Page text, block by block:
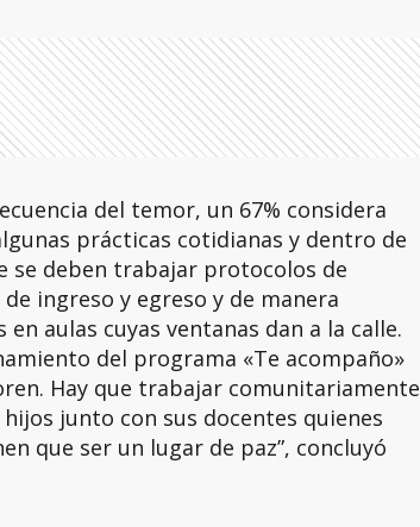
del temor, un 67% considera
prácticas cotidianas y dentro de
se deben trabajar protocolos de
ingreso y egreso y de manera
aulas cuyas ventanas dan a la calle.
del programa «Te acompaño»
Hay que trabajar comunitariamente
junto con sus docentes quienes
que ser un lugar de paz”, concluyó